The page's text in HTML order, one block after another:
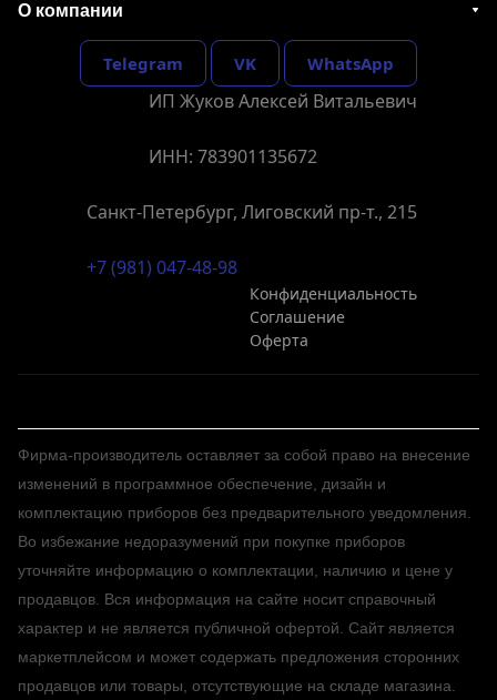
О компании
Telegram VK WhatsApp
ИП Жуков Алексей Витальевич
ИНН: 783901135672
Санкт-Петербург, Лиговский пр-т., 215
+7 (981) 047-48-98
Конфиденциальность
Соглашение
Оферта
Фирма-производитель оставляет за собой право на внесение
изменений в программное обеспечение, дизайн и
комплектацию приборов без предварительного уведомления.
Во избежание недоразумений при покупке приборов
уточняйте информацию о комплектации, наличию и цене у
продавцов. Вся информация на сайте носит справочный
характер и не является публичной офертой. Сайт является
маркетплейсом и может содержать предложения сторонних
продавцов или товары, отсутствующие на складе магазина.